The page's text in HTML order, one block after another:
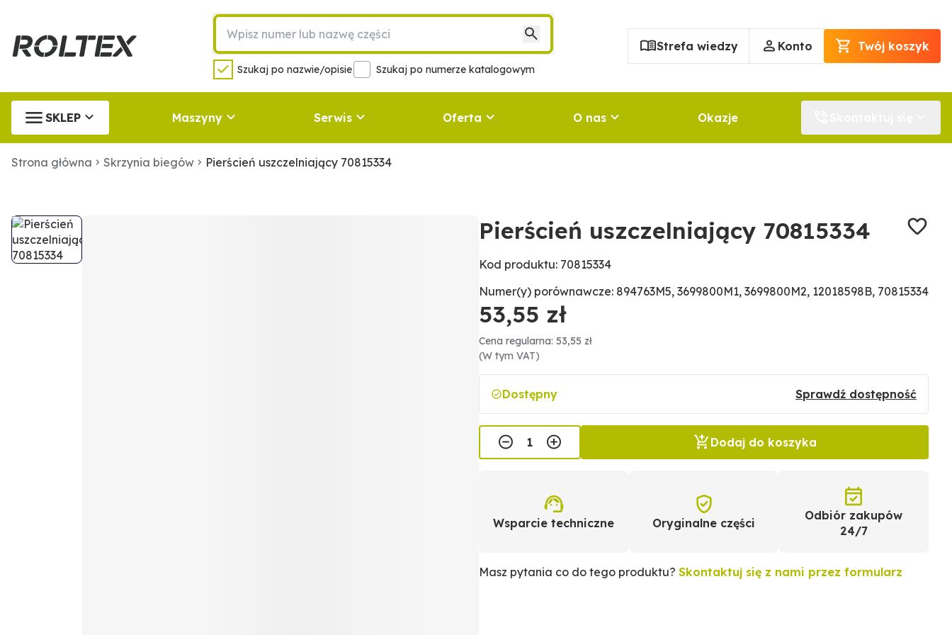
Szukaj po nazwie/opisie Szukaj po numerze katalogowym
Strefa wiedzy Konto Twój koszyk
SKLEP Maszyny Serwis Oferta O nas Okazje
Strona główna Skrzynia biegów Pierścień uszczelniający 70815334
Pierścień uszczelniający 70815334
Kod produktu: 70815334
Numer(y) porównawcze: 894763M5, 3699800M1, 3699800M2, 12018598B, 70815334
53,55 zł
Cena regularna: 53,55 zł
(W tym VAT)
Dostępny Sprawdź dostępność
Dodaj do koszyka
Wsparcie techniczne Oryginalne części
Odbiór zakupów
24/7
Masz pytania co do tego produktu? Skontaktuj się z nami przez formularz